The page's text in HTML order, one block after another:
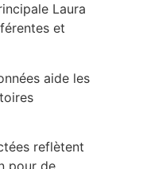
Laura
et
aide les
reflètent